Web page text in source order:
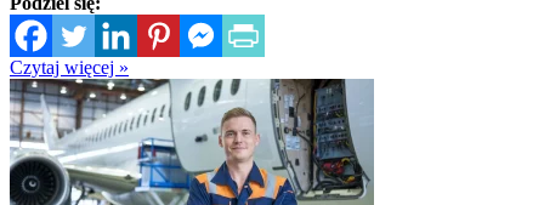
Czytaj więcej »